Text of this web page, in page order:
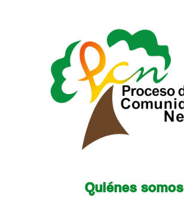
Quiénes somos